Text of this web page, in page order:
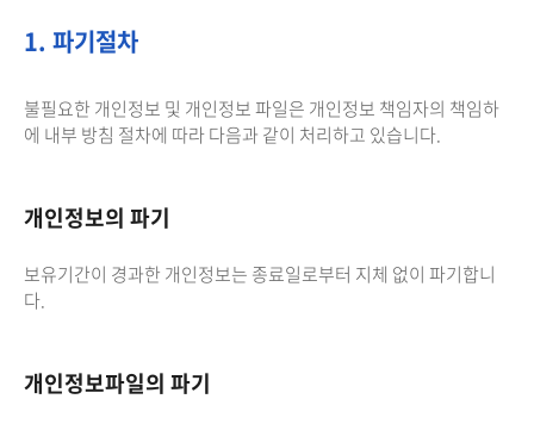
1. 파기절차
불필요한 개인정보 및 개인정보 파일은 개인정보 책임자의 책임하
에 내부 방침 절차에 따라 다음과 같이 처리하고 있습니다.
개인정보의 파기
보유기간이 경과한 개인정보는 종료일로부터 지체 없이 파기합니
다.
개인정보파일의 파기